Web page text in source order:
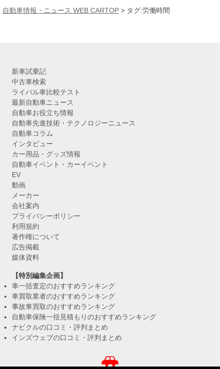
カ
自動車情報・ニュース WEB CARTOP > タグ:労働時間
新車試乗記
中古車検索
ライバル車比較テスト
最新自動車ニュース
自動車お役立ち情報
自動車先進技術・テクノロジーニュース
自動車コラム
インタビュー
カー用品・グッズ情報
自動車イベント・カーイベント
EV
動画
メーカー
会社案内
プライバシーポリシー
利用規約
著作権について
広告掲載
媒体資料
【特別編集企画】
車一括査定のおすすめランキング
車買取業者のおすすめランキング
事故車買取のおすすめランキング
自動車保険一括見積もりのおすすめランキング
ナビクルの口コミ・評判まとめ
インズウェブの口コミ・評判まとめ